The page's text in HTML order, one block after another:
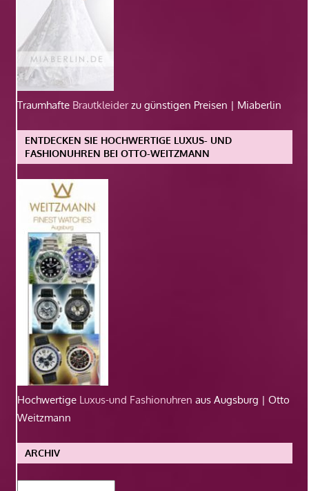
Traumhafte Brautkleiderzu günstigen Preisen | Miaberlin
ENTDECKEN SIE HOCHWERTIGE LUXUS- UND
FASHIONUHREN BEI OTTO-WEITZMANN
Hochwertige Luxus-und Fashionuhren aus Augsburg | Otto
Weitzmann
ARCHIV